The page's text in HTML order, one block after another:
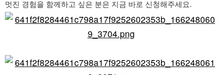
멋진 경험을 함께하고 싶은 분은 지금 바로 신청해주세요.